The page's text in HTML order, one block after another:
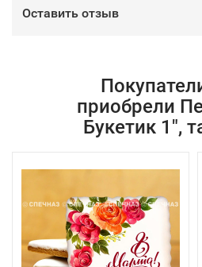
Оставить отзыв
приобрели
Букетик 1",